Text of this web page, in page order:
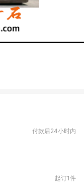
付款后24小时内
起订1件